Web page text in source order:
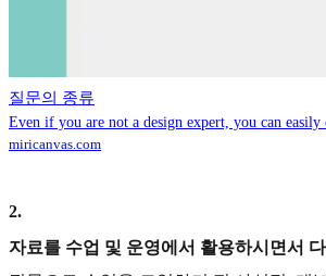
질문의 종류
Even if you are not a design expert, you can
miricanvas.com
2.
자료를 수업 및 운영에서 활용하시면서